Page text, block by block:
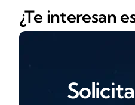
¿Te interesan